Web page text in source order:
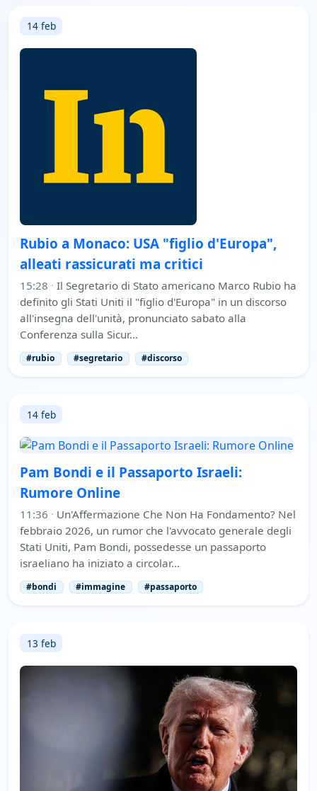
14 feb
Rubio a Monaco: USA "figlio d'Europa",
alleati rassicurati ma critici
15:28 · Il Segretario di Stato americano Marco Rubio ha
definito gli Stati Uniti il "figlio d'Europa" in un discorso
all'insegna dell'unità, pronunciato sabato alla
Conferenza sulla Sicur…
#rubio #segretario #discorso
14 feb
Pam Bondi e il Passaporto Israeli:
Rumore Online
11:36 · Un'Affermazione Che Non Ha Fondamento? Nel
febbraio 2026, un rumor che l'avvocato generale degli
Stati Uniti, Pam Bondi, possedesse un passaporto
israeliano ha iniziato a circolar…
#bondi #immagine #passaporto
13 feb